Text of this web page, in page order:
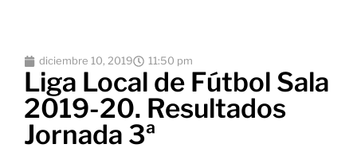
diciembre 10, 2019 11:50 pm
Liga Local de Fútbol Sala
2019-20. Resultados
Jornada 3ª